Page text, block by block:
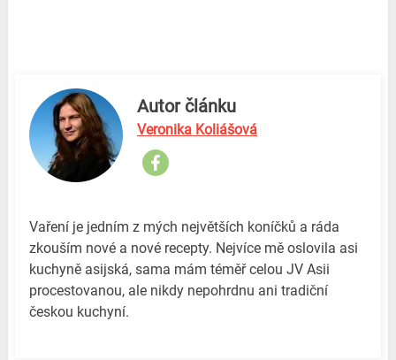
Autor článku
Veronika Koliášová
Vaření je jedním z mých největších koníčků a ráda
zkouším nové a nové recepty. Nejvíce mě oslovila asi
kuchyně asijská, sama mám téměř celou JV Asii
procestovanou, ale nikdy nepohrdnu ani tradiční
českou kuchyní.